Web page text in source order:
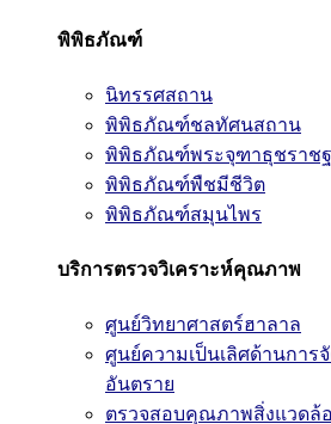
พิพิธภัณฑ์
นิทรรศสถาน
พิพิธภัณฑ์ชลทัศนสถาน
พิพิธภัณฑ์พระจุฑาธุชราช
พิพิธภัณฑ์พืชมีชีวิต
พิพิธภัณฑ์สมุนไพร
บริการตรวจวิเคราะห์คุณภาพ
ศูนย์วิทยาศาสตร์ฮาลาล
ศูนย์ความเป็นเลิศด้านการ
อันตราย
ตรวจสอบคุณภาพสิ่งแวดล้